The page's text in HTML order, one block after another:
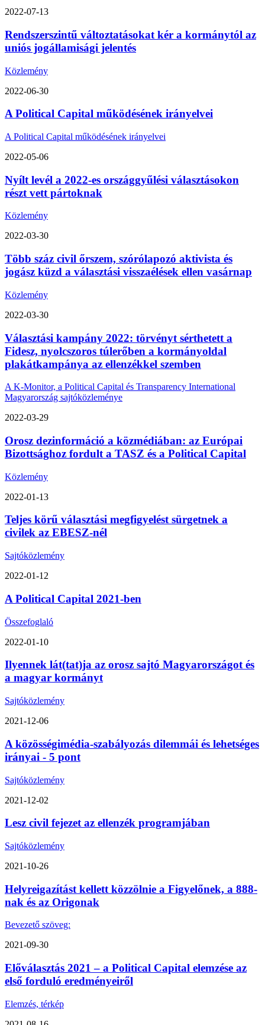
2022-07-13
Rendszerszintű változtatásokat kér a kormánytól az
uniós jogállamisági jelentés
Közlemény
2022-06-30
A Political Capital működésének irányelvei
A Political Capital működésének irányelvei
2022-05-06
Nyílt levél a 2022-es országgyűlési választásokon
részt vett pártoknak
Közlemény
2022-03-30
Több száz civil őrszem, szórólapozó aktivista és
jogász küzd a választási visszaélések ellen vasárnap
Közlemény
2022-03-30
Választási kampány 2022: törvényt sérthetett a
Fidesz, nyolcszoros túlerőben a kormányoldal
plakátkampánya az ellenzékkel szemben
A K-Monitor, a Political Capital és Transparency International
Magyarország sajtóközleménye
2022-03-29
Orosz dezinformáció a közmédiában: az Európai
Bizottsághoz fordult a TASZ és a Political Capital
Közlemény
2022-01-13
Teljes körű választási megfigyelést sürgetnek a
civilek az EBESZ-nél
Sajtóközlemény
2022-01-12
A Political Capital 2021-ben
Összefoglaló
2022-01-10
Ilyennek lát(tat)ja az orosz sajtó Magyarországot és
a magyar kormányt
Sajtóközlemény
2021-12-06
A közösségimédia-szabályozás dilemmái és lehetséges
irányai - 5 pont
Sajtóközlemény
2021-12-02
Lesz civil fejezet az ellenzék programjában
Sajtóközlemény
2021-10-26
Helyreigazítást kellett közzölnie a Figyelőnek, a 888-
nak és az Origonak
Bevezető szöveg:
2021-09-30
Előválasztás 2021 – a Political Capital elemzése az
első forduló eredményeiről
Elemzés, térkép